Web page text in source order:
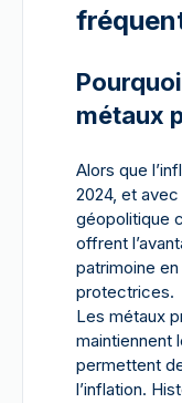
métaux
Alors que
2024, et
géopolitique
offrent
patrimoine
protectrices.
Les métaux
maintiennent
permettent
l’inflation.